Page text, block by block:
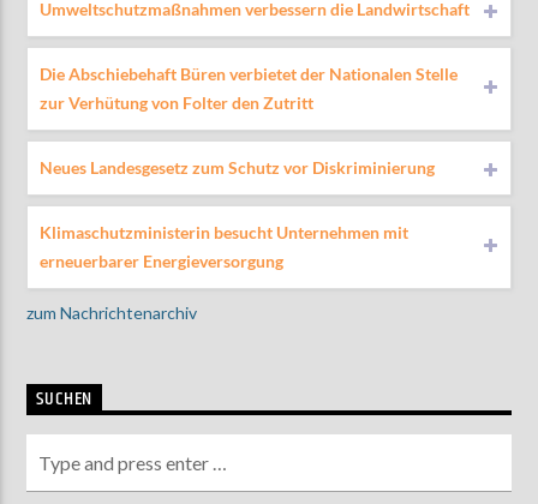
Umweltschutzmaßnahmen verbessern die Landwirtschaft
Die Abschiebehaft Büren verbietet der Nationalen Stelle
zur Verhütung von Folter den Zutritt
Neues Landesgesetz zum Schutz vor Diskriminierung
Klimaschutzministerin besucht Unternehmen mit
erneuerbarer Energieversorgung
zum Nachrichtenarchiv
SUCHEN